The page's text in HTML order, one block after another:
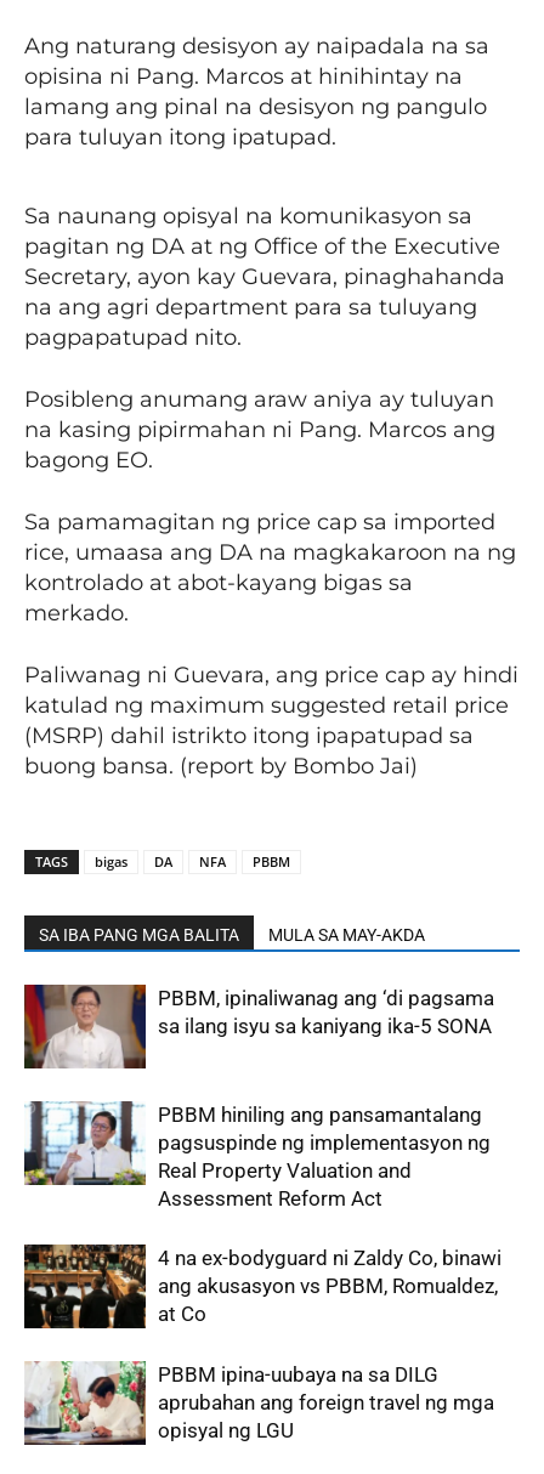
Ang naturang desisyon ay naipadala na sa
opisina ni Pang. Marcos at hinihintay na
lamang ang pinal na desisyon ng pangulo
para tuluyan itong ipatupad.
Sa naunang opisyal na komunikasyon sa
pagitan ng DA at ng Office of the Executive
Secretary, ayon kay Guevara, pinaghahanda
na ang agri department para sa tuluyang
pagpapatupad nito.
Posibleng anumang araw aniya ay tuluyan
na kasing pipirmahan ni Pang. Marcos ang
bagong EO.
Sa pamamagitan ng price cap sa imported
rice, umaasa ang DA na magkakaroon na ng
kontrolado at abot-kayang bigas sa
merkado.
Paliwanag ni Guevara, ang price cap ay hindi
katulad ng maximum suggested retail price
(MSRP) dahil istrikto itong ipapatupad sa
buong bansa. (report by Bombo Jai)
TAGS bigas DA NFA PBBM
SA IBA PANG MGA BALITA MULA SA MAY-AKDA
PBBM, ipinaliwanag ang ‘di pagsama
sa ilang isyu sa kaniyang ika-5 SONA
PBBM hiniling ang pansamantalang
pagsuspinde ng implementasyon ng
Real Property Valuation and
Assessment Reform Act
4 na ex-bodyguard ni Zaldy Co, binawi
ang akusasyon vs PBBM, Romualdez,
at Co
PBBM ipina-uubaya na sa DILG
aprubahan ang foreign travel ng mga
opisyal ng LGU